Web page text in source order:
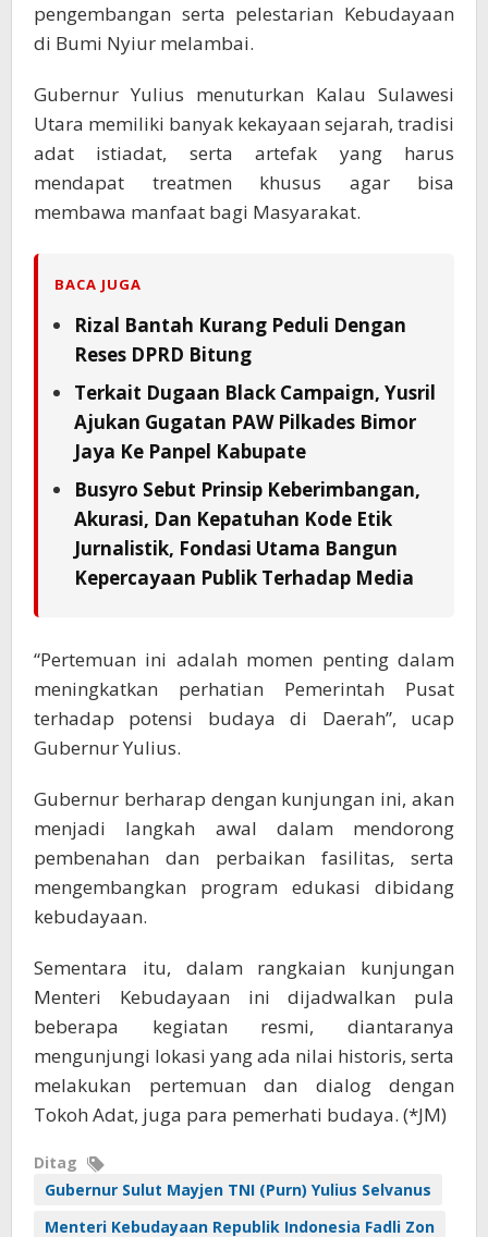
pengembangan serta pelestarian Kebudayaan
di Bumi Nyiur melambai.
Gubernur Yulius menuturkan Kalau Sulawesi
Utara memiliki banyak kekayaan sejarah, tradisi
adat istiadat, serta artefak yang harus
mendapat treatmen khusus agar bisa
membawa manfaat bagi Masyarakat.
BACA JUGA
Rizal Bantah Kurang Peduli Dengan
Reses DPRD Bitung
Terkait Dugaan Black Campaign, Yusril
Ajukan Gugatan PAW Pilkades Bimor
Jaya Ke Panpel Kabupate
Busyro Sebut Prinsip Keberimbangan,
Akurasi, Dan Kepatuhan Kode Etik
Jurnalistik, Fondasi Utama Bangun
Kepercayaan Publik Terhadap Media
“Pertemuan ini adalah momen penting dalam
meningkatkan perhatian Pemerintah Pusat
terhadap potensi budaya di Daerah”, ucap
Gubernur Yulius.
Gubernur berharap dengan kunjungan ini, akan
menjadi langkah awal dalam mendorong
pembenahan dan perbaikan fasilitas, serta
mengembangkan program edukasi dibidang
kebudayaan.
Sementara itu, dalam rangkaian kunjungan
Menteri Kebudayaan ini dijadwalkan pula
beberapa kegiatan resmi, diantaranya
mengunjungi lokasi yang ada nilai historis, serta
melakukan pertemuan dan dialog dengan
Tokoh Adat, juga para pemerhati budaya. (*JM)
Ditag
Gubernur Sulut Mayjen TNI (Purn) Yulius Selvanus
Menteri Kebudayaan Republik Indonesia Fadli Zon